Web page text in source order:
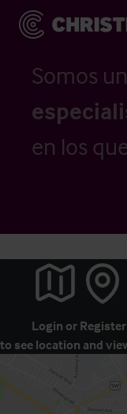
Somos
en los
Login or Register
to see location and